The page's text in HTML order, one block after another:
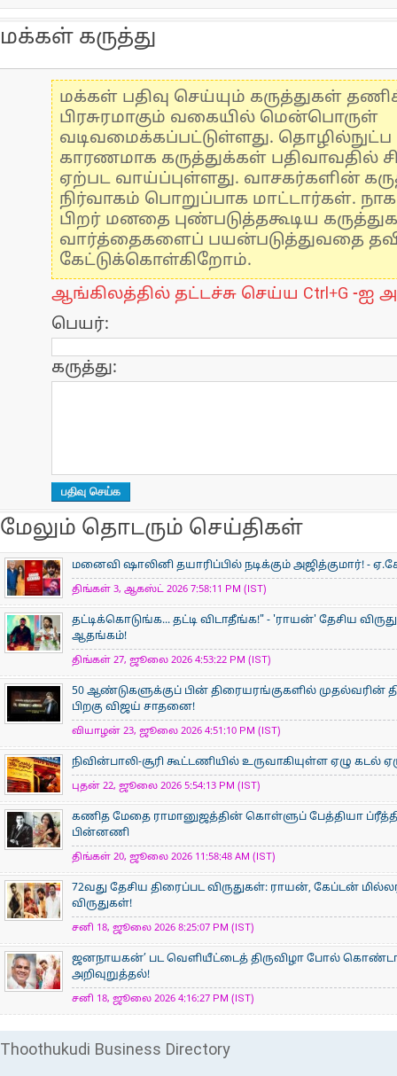
மக்கள் கருத்து
மக்கள் பதிவு செய்யும் கருத்துகள்
பிரசுரமாகும் வகையில் மென்பொருள்
வடிவமைக்கப்பட்டுள்ளது.
காரணமாக கருத்துக்கள் பதிவாவதில்
ஏற்பட வாய்ப்புள்ளது. வாசகர்களின்
நிர்வாகம் பொறுப்பாக மாட்டார்கள்.
பிறர் மனதை புண்படுத்தகூடிய
வார்த்தைகளைப் பயன்படுத்துவதை
கேட்டுக்கொள்கிறோம்.
ஆங்கிலத்தில் தட்டச்சு செய்ய Ctrl+G -ஐ
பெயர்:
கருத்து:
மேலும் தொடரும் செய்திகள்
மனைவி ஷாலினி தயாரிப்பில் நடிக்கும் அஜித்குமார்! -
திங்கள் 3, ஆகஸ்ட் 2026 7:58:11 PM (IST)
தட்டிக்கொடுங்க... தட்டி விடாதீங்க!" - 'ராயன்' தேசிய
ஆதங்கம்!
திங்கள் 27, ஜூலை 2026 4:53:22 PM (IST)
50 ஆண்டுகளுக்குப் பின் திரையரங்குகளில் முதல்வரின்
பிறகு விஜய் சாதனை!
வியாழன் 23, ஜூலை 2026 4:51:10 PM (IST)
நிவின்பாலி-சூரி கூட்டணியில் உருவாகியுள்ள ஏழு கடல்
புதன் 22, ஜூலை 2026 5:54:13 PM (IST)
கணித மேதை ராமானுஜத்தின் கொள்ளுப் பேத்தியா
பின்னணி
திங்கள் 20, ஜூலை 2026 11:58:48 AM (IST)
72வது தேசிய திரைப்பட விருதுகள்: ராயன், கேப்டன்
விருதுகள்!
சனி 18, ஜூலை 2026 8:25:07 PM (IST)
ஜனநாயகன்’ பட வெளியீட்டைத் திருவிழா போல்
அறிவுறுத்தல்!
சனி 18, ஜூலை 2026 4:16:27 PM (IST)
Thoothukudi Business Directory